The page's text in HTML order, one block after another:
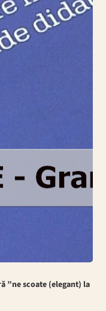
”ne scoate (elegant) la